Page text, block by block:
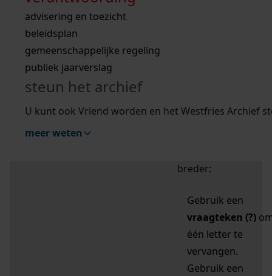
bouwvergunningen
omgevingsvergunningen
vergunningen
beeld en geluid
uitleg nodig?
Wij helpen u op weg met een aantal zoektips.
bekijk alle zoektips
Wij helpen u op weg met een aantal zoektips.
bekijk alle zoektips
bekijk ons geschiedenislokaal
advisering en toezicht
beleidsplan
gemeenschappelijke regeling
publiek jaarverslag
steun het archief
U kunt ook Vriend worden en het Westfries Archief
meer weten
zoektips
Mijn Studiezaal (inloggen)
uw zoekopdracht te
breder:
Gebruik een
vraagteken (?)
één letter te
vervangen.
Gebruik een